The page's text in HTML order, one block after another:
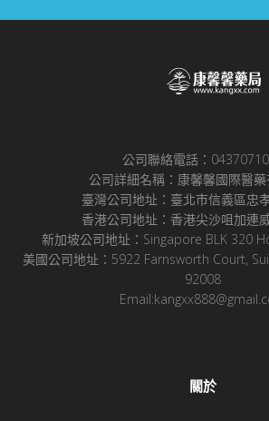
公司聯絡電話：
公司詳細名稱：康馨馨國際醫
臺灣公司地址：臺北市信義區忠
香港公司地址：香港尖沙咀加連
新加坡公司地址：Singapore BLK 320
美國公司地址：5922 Farnsworth Court,
92008
關於